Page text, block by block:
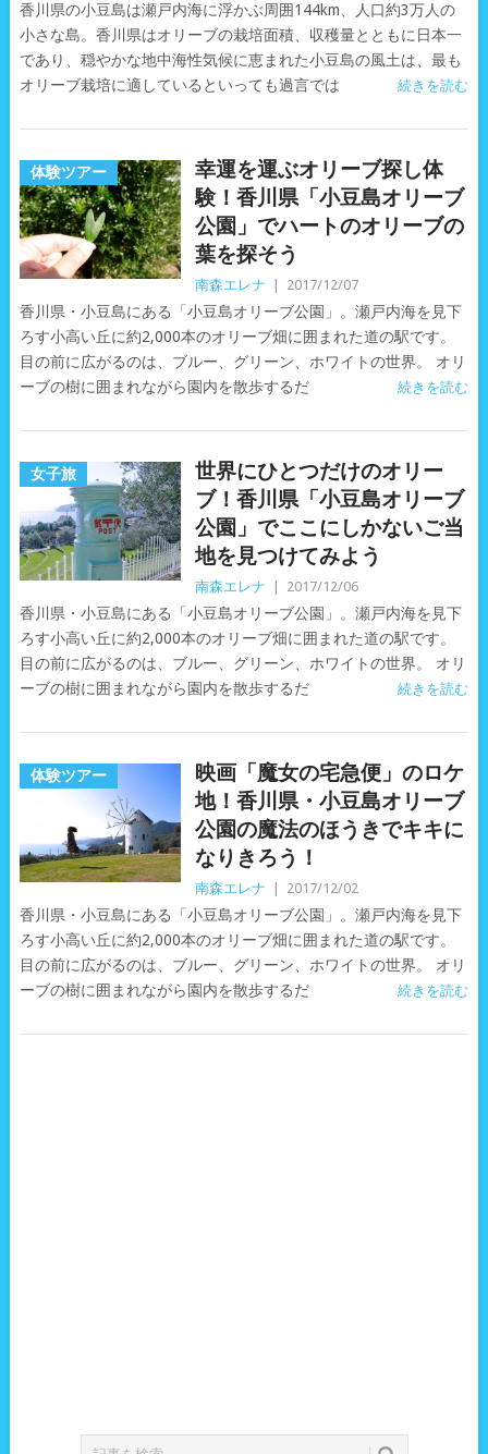
香川県の小豆島は瀬戸内海に浮かぶ周囲144km、人口約3万人の
小さな島。香川県はオリーブの栽培面積、収穫量とともに日本一
であり、穏やかな地中海性気候に恵まれた小豆島の風土は、最も
オリーブ栽培に適しているといっても過言では
続きを読む
体験ツアー
幸運を運ぶオリーブ探し体
験！香川県「小豆島オリーブ
公園」でハートのオリーブの
葉を探そう
南森エレナ 2017/12/07
香川県・小豆島にある「小豆島オリーブ公園」。瀬戸内海を見下
ろす小高い丘に約2,000本のオリーブ畑に囲まれた道の駅です。
目の前に広がるのは、ブルー、グリーン、ホワイトの世界。 オリ
ーブの樹に囲まれながら園内を散歩するだ
続きを読む
女子旅
世界にひとつだけのオリー
ブ！香川県「小豆島オリーブ
公園」でここにしかないご当
地を見つけてみよう
南森エレナ 2017/12/06
香川県・小豆島にある「小豆島オリーブ公園」。瀬戸内海を見下
ろす小高い丘に約2,000本のオリーブ畑に囲まれた道の駅です。
目の前に広がるのは、ブルー、グリーン、ホワイトの世界。 オリ
ーブの樹に囲まれながら園内を散歩するだ
続きを読む
体験ツアー
映画「魔女の宅急便」のロケ
地！香川県・小豆島オリーブ
公園の魔法のほうきでキキに
なりきろう！
南森エレナ 2017/12/02
香川県・小豆島にある「小豆島オリーブ公園」。瀬戸内海を見下
ろす小高い丘に約2,000本のオリーブ畑に囲まれた道の駅です。
目の前に広がるのは、ブルー、グリーン、ホワイトの世界。 オリ
ーブの樹に囲まれながら園内を散歩するだ
続きを読む